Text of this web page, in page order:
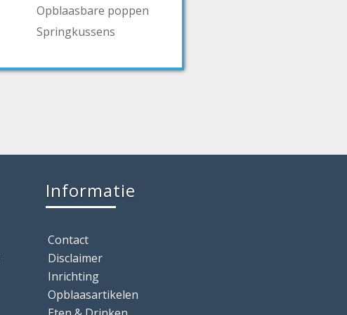
Opblaasbare poppen
Springkussens
Informatie
Contact
Disclaimer
Inrichting
Opblaasartikelen